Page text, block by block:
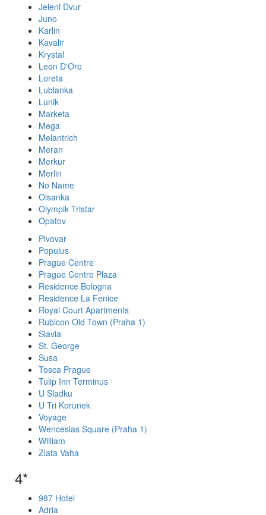
Jeleni Dvur
Juno
Karlin
Kavalir
Krystal
Leon D'Oro
Loreta
Lublanka
Lunik
Marketa
Mega
Melantrich
Meran
Merkur
Merlin
No Name
Olsanka
Olympik Tristar
Opatov
Pivovar
Populus
Prague Centre
Prague Centre Plaza
Residence Bologna
Residence La Fenice
Royal Court Apartments
Rubicon Old Town (Praha 1)
Slavia
St. George
Susa
Tosca Prague
Tulip Inn Terminus
U Sladku
U Tri Korunek
Voyage
Wenceslas Square (Praha 1)
William
Zlata Vaha
4*
987 Hotel
Adria